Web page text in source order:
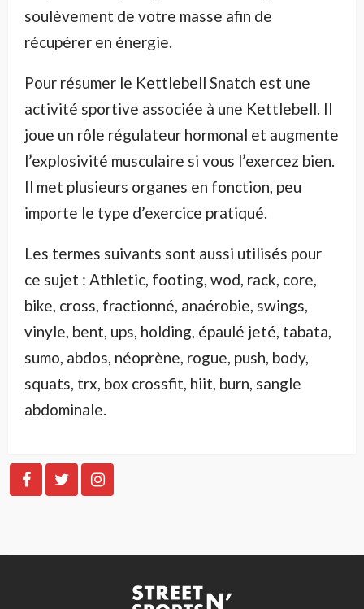
soulèvement de votre masse afin de
récupérer en énergie.
Pour résumer le Kettlebell Snatch est une
activité sportive associée à une Kettlebell. Il
joue un rôle régulateur hormonal et augmente
l’explosivité musculaire si vous l’exercez bien.
Il met plusieurs organes en fonction, peu
importe le type d’exercice pratiqué.
Les termes suivants sont aussi utilisés pour
ce sujet : Athletic, footing, wod, rack, core,
bike, cross, fractionné, anaérobie, swings,
vinyle, bent, ups, holding, épaulé jeté, tabata,
sumo, abdos, néoprène, rogue, push, body,
squats, trx, box crossfit, hiit, burn, sangle
abdominale.